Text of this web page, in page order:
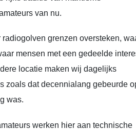
van nu.
grenzen oversteken,
mensen met een gedeelde
locatie maken wij dagelijks
zoals dat decennialang gebeurde
was.
werken hier aan technische